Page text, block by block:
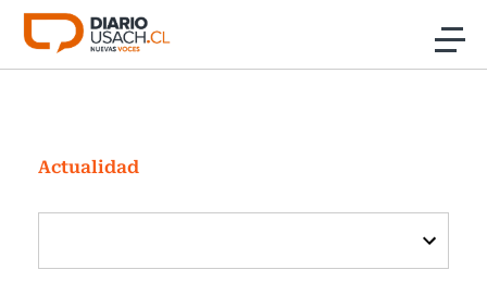
Click acá para ir directamente al contenido
Investigación
Cultura
Programas Radio y TV Usach
Actualidad